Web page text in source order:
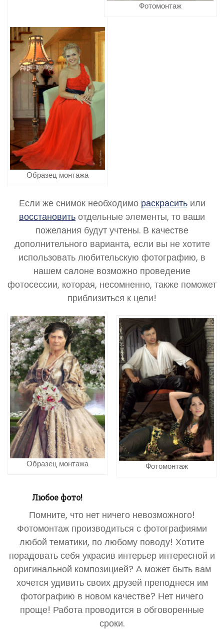
Фотомонтаж
Образец монтажа
Если же снимок необходимо раскраситьили
восстановить отдельные элементы, то ваши
пожелания будут учтены. В качестве
дополнительного варианта, если вы не хотите
использовать любительскую фотографию, в
нашем салоне возможно проведение
фотосессии, которая, несомненно, также поможет
приблизиться к цели!
Фотомонтаж
Образец монтажа
Любое фото!
Помните, что нет ничего невозможного!
Фотомонтаж производиться с фотографиями
любой тематики, по любому поводу! Хотите
порадовать себя украсив интерьер интересной и
оригинальной композицией? А может быть вам
хочется удивить своих друзей преподнеся им
фотографию в новом качестве? Нет ничего
проще! Работа проводится в обговоренные
сроки.